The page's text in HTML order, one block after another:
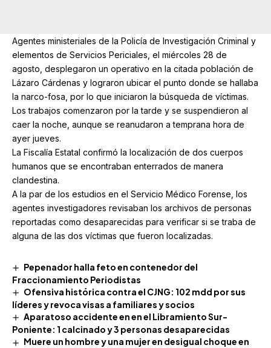
Agentes ministeriales de la Policía de Investigación Criminal y
elementos de Servicios Periciales, el miércoles 28 de
agosto, desplegaron un operativo en la citada población de
Lázaro Cárdenas y lograron ubicar el punto donde se hallaba
la narco-fosa, por lo que iniciaron la búsqueda de víctimas.
Los trabajos comenzaron por la tarde y se suspendieron al
caer la noche, aunque se reanudaron a temprana hora de
ayer jueves.
La Fiscalía Estatal confirmó la localización de dos cuerpos
humanos que se encontraban enterrados de manera
clandestina.
A la par de los estudios en el Servicio Médico Forense, los
agentes investigadores revisaban los archivos de personas
reportadas como desaparecidas para verificar si se traba de
alguna de las dos víctimas que fueron localizadas.
Pepenador halla feto en contenedor del
Fraccionamiento Periodistas
Ofensiva histórica contra el CJNG: 102 mdd por sus
líderes y revoca visas a familiares y socios
Aparatoso accidente en en el Libramiento Sur-
Poniente: 1 calcinado y 3 personas desaparecidas
Muere un hombre y una mujer en desigual choque en